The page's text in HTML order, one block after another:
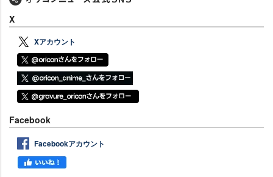
X
Xアカウント
Facebook
Facebookアカウント